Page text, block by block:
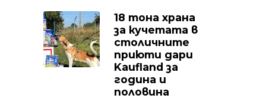
18 тона храна
за кучетата в
столичните
приюти дари
Kaufland за
година и
половина